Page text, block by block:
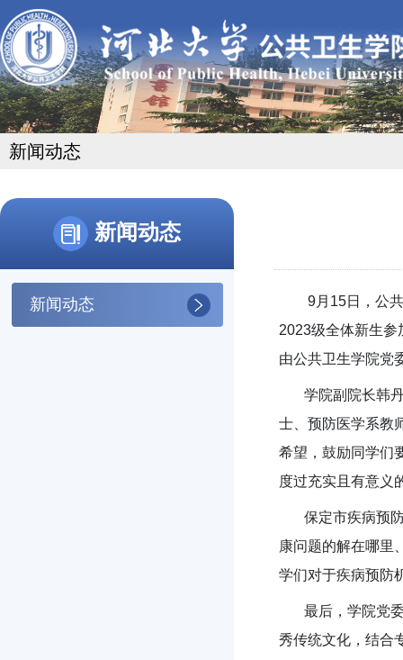
新闻动态
新闻动态
新闻动态
9月15日，公共
2023级全体新生
由公共卫生学院党
学院副院长韩丹
士、预防医学系教
希望，鼓励同学们
度过充实且有意义
保定市疾病预防
康问题的解在哪里
学们对于疾病预防
最后，学院党委
秀传统文化，结合